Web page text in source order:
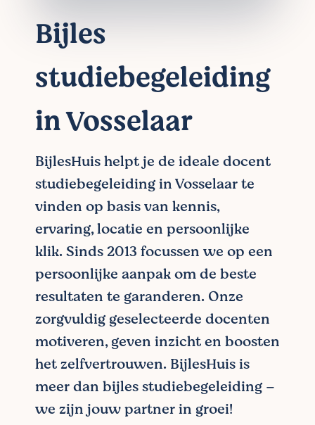
Bijles
studiebegeleiding
in Vosselaar
BijlesHuis helpt je de ideale docent
studiebegeleiding in Vosselaar te
vinden op basis van kennis,
ervaring, locatie en persoonlijke
klik. Sinds 2013 focussen we op een
persoonlijke aanpak om de beste
resultaten te garanderen. Onze
zorgvuldig geselecteerde docenten
motiveren, geven inzicht en boosten
het zelfvertrouwen. BijlesHuis is
meer dan bijles studiebegeleiding –
we zijn jouw partner in groei!